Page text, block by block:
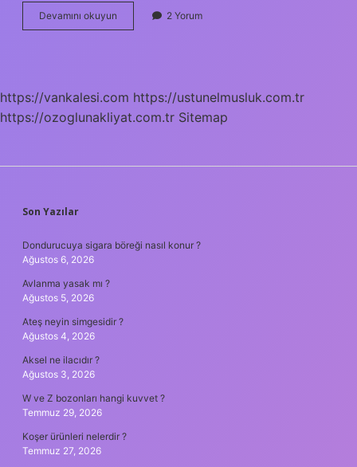
Devamını okuyun
Anlamı
2 Yorum
https://vankalesi.com https://ustunelmusluk.com.tr
https://ozoglunakliyat.com.tr Sitemap
SIDEBAR
Son Yazılar
Dondurucuya sigara böreği nasıl konur ?
Ağustos 6, 2026
Avlanma yasak mı ?
Ağustos 5, 2026
Ateş neyin simgesidir ?
Ağustos 4, 2026
Aksel ne ilacıdır ?
Ağustos 3, 2026
W ve Z bozonları hangi kuvvet ?
Temmuz 29, 2026
Koşer ürünleri nelerdir ?
Temmuz 27, 2026